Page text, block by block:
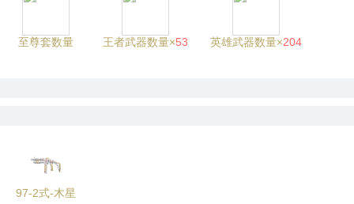
至尊套数量 王者武器数量×53 英雄武器数量×204
97-2式-木星